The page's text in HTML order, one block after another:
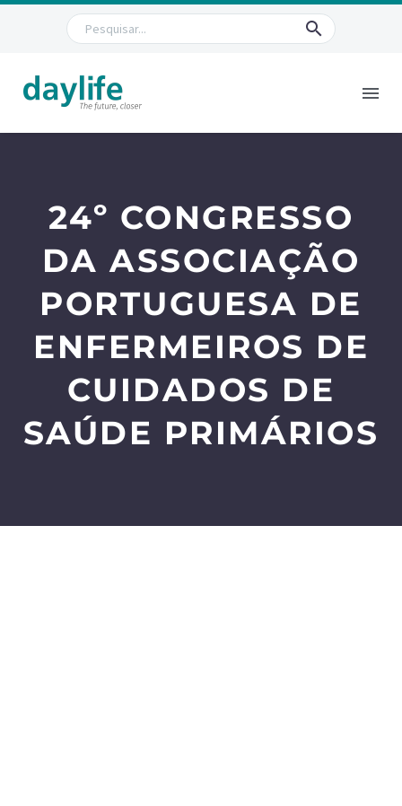
24º CONGRESSO
DA ASSOCIAÇÃO
PORTUGUESA DE
ENFERMEIROS DE
CUIDADOS DE
SAÚDE PRIMÁRIOS